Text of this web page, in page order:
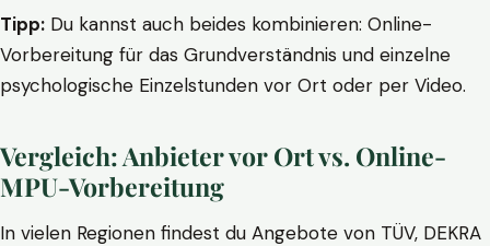
Tipp: Du kannst auch beides kombinieren: Online-
Vorbereitung für das Grundverständnis und einzelne
psychologische Einzelstunden vor Ort oder per Video.
Vergleich: Anbieter vor Ort vs. Online-
MPU-Vorbereitung
In vielen Regionen findest du Angebote von TÜV, DEKRA